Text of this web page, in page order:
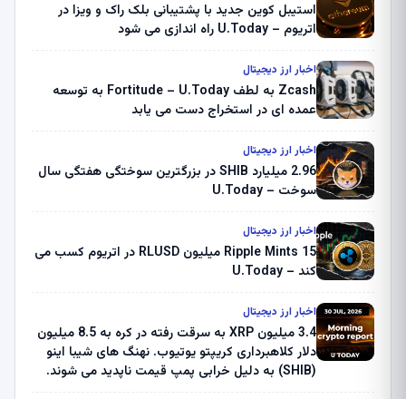
استیبل کوین جدید با پشتیبانی بلک راک و ویزا در
اتریوم – U.Today راه اندازی می شود
اخبار ارز دیجیتال
Zcash به لطف Fortitude – U.Today به توسعه
عمده ای در استخراج دست می یابد
اخبار ارز دیجیتال
2.96 میلیارد SHIB در بزرگترین سوختگی هفتگی سال
سوخت – U.Today
اخبار ارز دیجیتال
Ripple Mints 15 میلیون RLUSD در اتریوم کسب می
کند – U.Today
اخبار ارز دیجیتال
3.4 میلیون XRP به سرقت رفته در کره به 8.5 میلیون
دلار کلاهبرداری کریپتو یوتیوب. نهنگ های شیبا اینو
(SHIB) به دلیل خرابی پمپ قیمت ناپدید می شوند.